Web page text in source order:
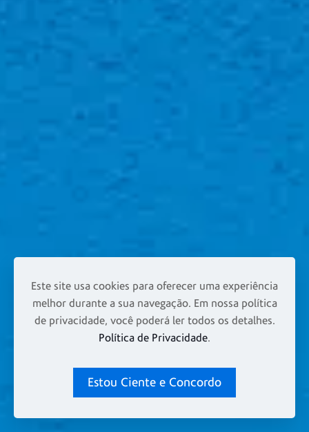
Este site usa cookies para oferecer uma experiência
melhor durante a sua navegação. Em nossa política
de privacidade, você poderá ler todos os detalhes.
Política de Privacidade.
Estou Ciente e Concordo